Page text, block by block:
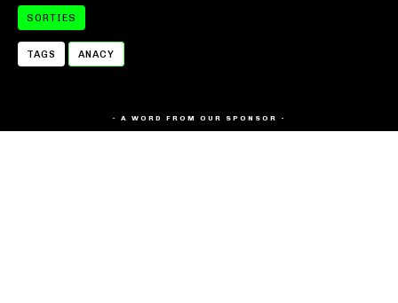
SORTIES
TAGS ANACY
- A WORD FROM OUR SPONSOR -